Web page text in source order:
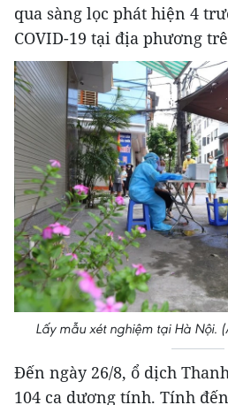
qua sàng lọc phát hiện 4
COVID-19 tại địa phương
Lấy mẫu xét nghiệm tại Hà Nội.
Đến ngày 26/8, ổ dịch
104 ca dương tính. Tính